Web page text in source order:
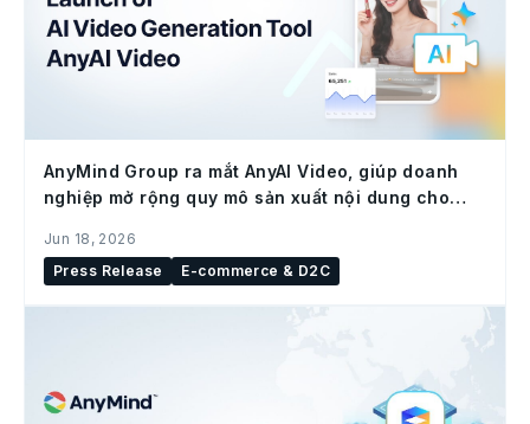
AnyMind Group ra mắt AnyAI Video, giúp doanh
nghiệp mở rộng quy mô sản xuất nội dung cho
Jun 18, 2026
Press Release
E-commerce & D2C